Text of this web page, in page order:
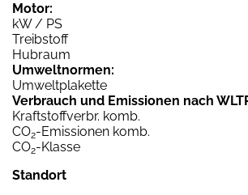
Motor:
kW / PS
Treibstoff
Hubraum
Umweltnormen:
Umweltplakette
Verbrauch und Emissionen nach
Kraftstoffverbr. komb.
CO2-Emissionen komb.
CO2-Klasse
Standort